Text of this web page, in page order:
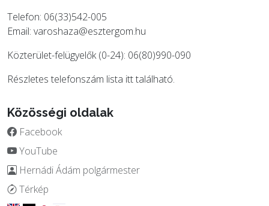
Telefon: 06(33)542-005
Email: varoshaza@esztergom.hu
Közterület-felügyelők (0-24): 06(80)990-090
Részletes telefonszám lista itttalálható.
Közösségi oldalak
Facebook
YouTube
Hernádi Ádám polgármester
Térkép